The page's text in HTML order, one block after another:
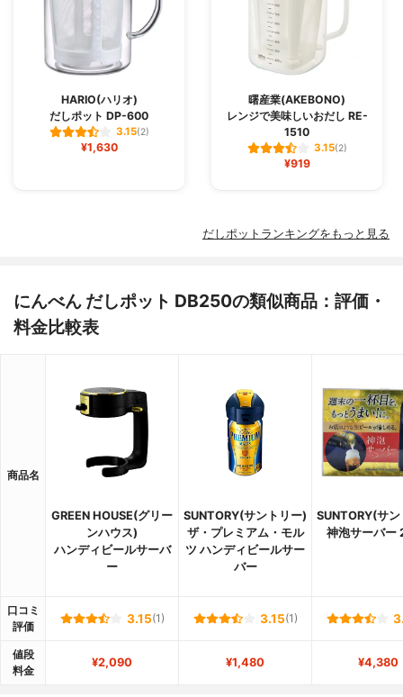
HARIO(ハリオ)
だしポット DP-600
3.15(2)
¥1,630
曙産業(AKEBONO)
レンジで美味しいおだし RE-
1510
3.15(2)
¥919
だしポットランキングをもっと見る
にんべん だしポット DB250の類似商品：評価・
料金比較表
商品名
GREEN HOUSE(グリー
ンハウス)
ハンディビールサーバ
ー
SUNTORY(サントリー)
ザ・プレミアム・モル
ツ ハンディビールサー
バー
SUNTORY(サ
神泡サーバー
口コミ
評価
3.15(1) 3.15(1)
値段
料金
¥2,090 ¥1,480 ¥4,380